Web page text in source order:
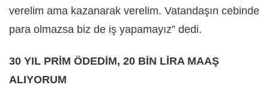
verelim ama kazanarak verelim. Vatandaşın cebinde
para olmazsa biz de iş yapamayız” dedi.
30 YIL PRİM ÖDEDİM, 20 BİN LİRA MAAŞ
ALIYORUM